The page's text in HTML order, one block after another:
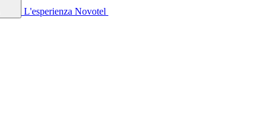
L'esperienza Novotel